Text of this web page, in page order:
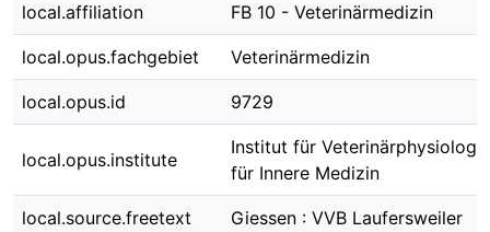
local.affiliation FB 10 - Veterinärmedizin
local.opus.fachgebiet Veterinärmedizin
local.opus.id 9729
local.opus.institute
Institut für
für Innere Medizin
local.source.freetext Giessen : VVB Laufersweiler